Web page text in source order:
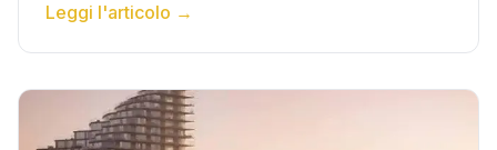
Leggi l'articolo →